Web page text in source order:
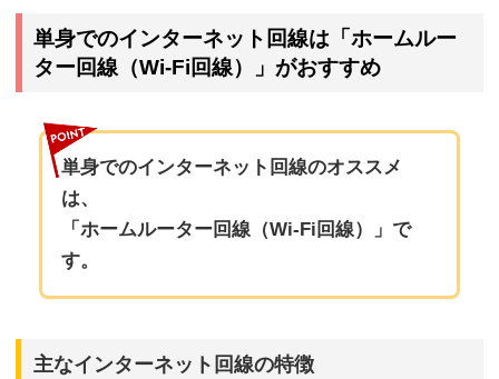
単身でのインターネット回線は「ホームルー
ター回線（Wi-Fi回線）」がおすすめ
単身でのインターネット回線のオススメ
は、
「ホームルーター回線（Wi-Fi回線）」で
す。
主なインターネット回線の特徴